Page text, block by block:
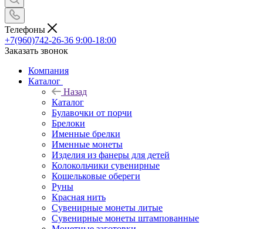
Телефоны
+7(960)742-26-36 9:00-18:00
Заказать звонок
Компания
Каталог
Назад
Каталог
Булавочки от порчи
Брелоки
Именные брелки
Именные монеты
Изделия из фанеры для детей
Колокольчики сувенирные
Кошельковые обереги
Руны
Красная нить
Сувенирные монеты литые
Сувенирные монеты штампованные